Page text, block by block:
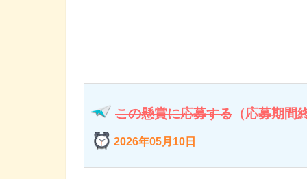
この懸賞に応募する （応募期間
2026年05月10日